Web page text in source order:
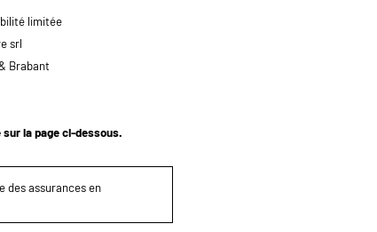
limitée
srl
Brabant
la page ci-dessous.
des assurances en